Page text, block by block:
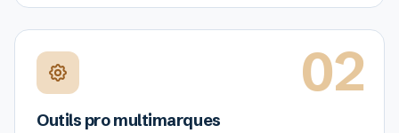
02
Outils pro multimarques